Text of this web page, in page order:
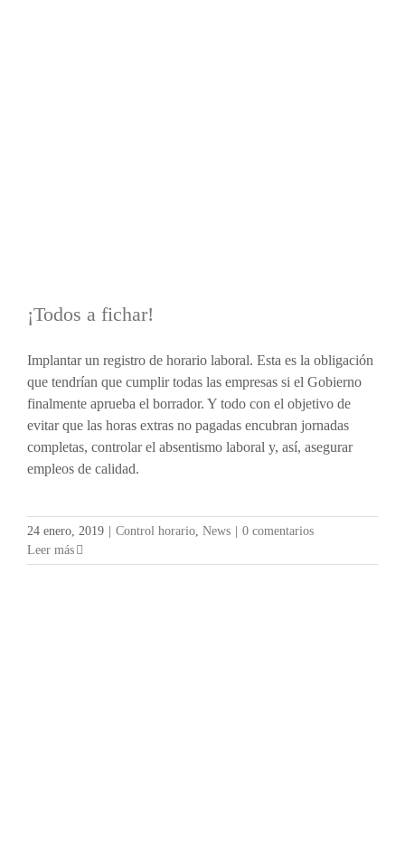
¡Todos a fichar!
Implantar un registro de horario laboral. Esta es la obligación
que tendrían que cumplir todas las empresas si el Gobierno
finalmente aprueba el borrador. Y todo con el objetivo de
evitar que las horas extras no pagadas encubran jornadas
completas, controlar el absentismo laboral y, así, asegurar
empleos de calidad.
24 enero, 2019 Control horario News
0 comentarios
Leer más